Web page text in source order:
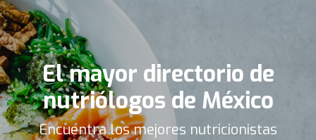
El mayor directorio de
nutriólogos de México
Encuentra los mejores nutricionistas